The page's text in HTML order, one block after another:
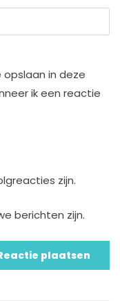
in deze
ik een reactie
zijn.
berichten zijn.